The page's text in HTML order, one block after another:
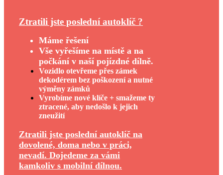
Ztratili jste poslední autoklíč ?
Máme řešení
Vše vyřešíme na místě a na
počkání v naší pojízdné dílně.
Vozidlo otevřeme přes zámek
dekodérem bez poškození a nutné
výměny zámků
Vyrobíme nové klíče + smažeme ty
ztracené, aby nedošlo k jejich
zneužití
Ztratili jste poslední autoklíč na
dovolené, doma nebo v práci,
nevadí. Dojedeme za vámi
kamkoliv s mobilní dílnou.